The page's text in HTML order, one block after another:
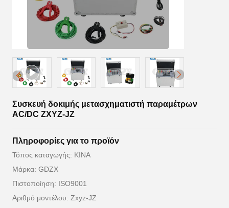
Συσκευή δοκιμής μετασχηματιστή παραμέτρων
AC/DC ZXYZ-JZ
Πληροφορίες για το προϊόν
Τόπος καταγωγής: ΚΙΝΑ
Μάρκα: GDZX
Πιστοποίηση: ISO9001
Αριθμό μοντέλου: Zxyz-JZ